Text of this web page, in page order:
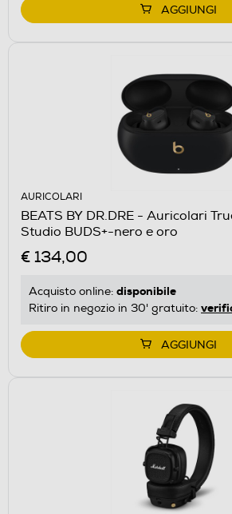
AGGIUNGI
AURICOLARI
BEATS BY DR.DRE - Auricolari
Studio BUDS+-nero e oro
€ 134,00
Acquisto online: disponibile
Ritiro in negozio in 30' gratuito:
AGGIUNGI